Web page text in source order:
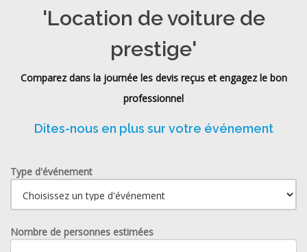
'Location de voiture de
prestige'
Comparez dans la journée les devis reçus et engagez le bon
professionnel
Dites-nous en plus sur votre événement
Type d'événement
Nombre de personnes estimées